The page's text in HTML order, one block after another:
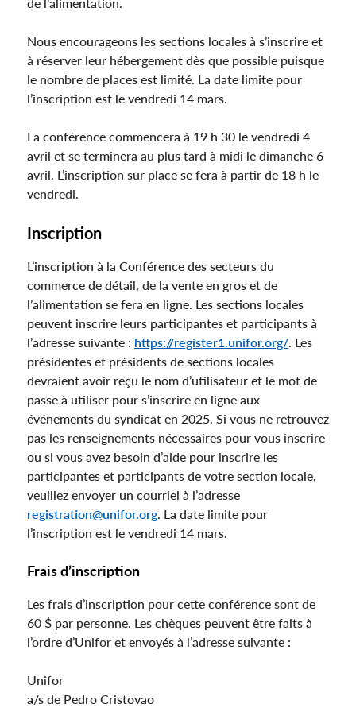
de l’alimentation.
Nous encourageons les sections locales à s’inscrire et
à réserver leur hébergement dès que possible puisque
le nombre de places est limité. La date limite pour
l’inscription est le vendredi 14 mars.
La conférence commencera à 19 h 30 le vendredi 4
avril et se terminera au plus tard à midi le dimanche 6
avril. L’inscription sur place se fera à partir de 18 h le
vendredi.
Inscription
L’inscription à la Conférence des secteurs du
commerce de détail, de la vente en gros et de
l’alimentation se fera en ligne. Les sections locales
peuvent inscrire leurs participantes et participants à
l’adresse suivante : https://register1.unifor.org/. Les
présidentes et présidents de sections locales
devraient avoir reçu le nom d’utilisateur et le mot de
passe à utiliser pour s’inscrire en ligne aux
événements du syndicat en 2025. Si vous ne retrouvez
pas les renseignements nécessaires pour vous inscrire
ou si vous avez besoin d’aide pour inscrire les
participantes et participants de votre section locale,
veuillez envoyer un courriel à l’adresse
registration@unifor.org. La date limite pour
l’inscription est le vendredi 14 mars.
Frais d’inscription
Les frais d’inscription pour cette conférence sont de
60 $ par personne. Les chèques peuvent être faits à
l’ordre d’Unifor et envoyés à l’adresse suivante :
Unifor
a/s de Pedro Cristovao